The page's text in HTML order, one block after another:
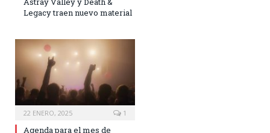
Legacy traen nuevo material
22 ENERO, 2025 1
Agenda para el mes de